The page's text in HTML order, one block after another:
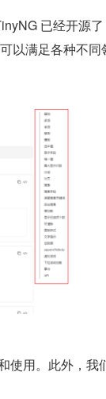
已经开源
以满足各种不同
使用。此外，我